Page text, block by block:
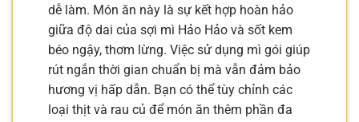
dễ làm. Món ăn này là sự kết hợp hoàn hảo
giữa độ dai của sợi mì Hảo Hảo và sốt kem
béo ngậy, thơm lừng. Việc sử dụng mì gói giúp
rút ngắn thời gian chuẩn bị mà vẫn đảm bảo
hương vị hấp dẫn. Bạn có thể tùy chỉnh các
loại thịt và rau củ để món ăn thêm phần đa